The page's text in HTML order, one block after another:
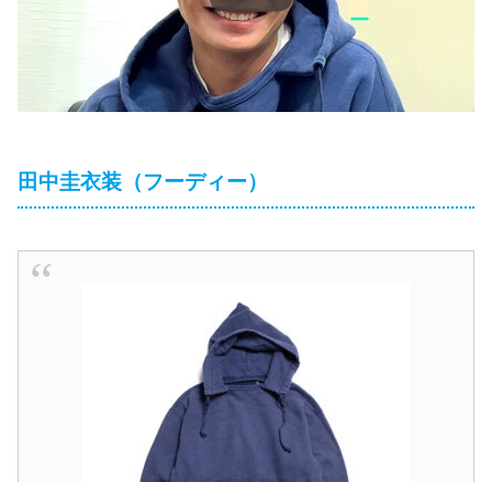
田中圭衣装（フーディー）